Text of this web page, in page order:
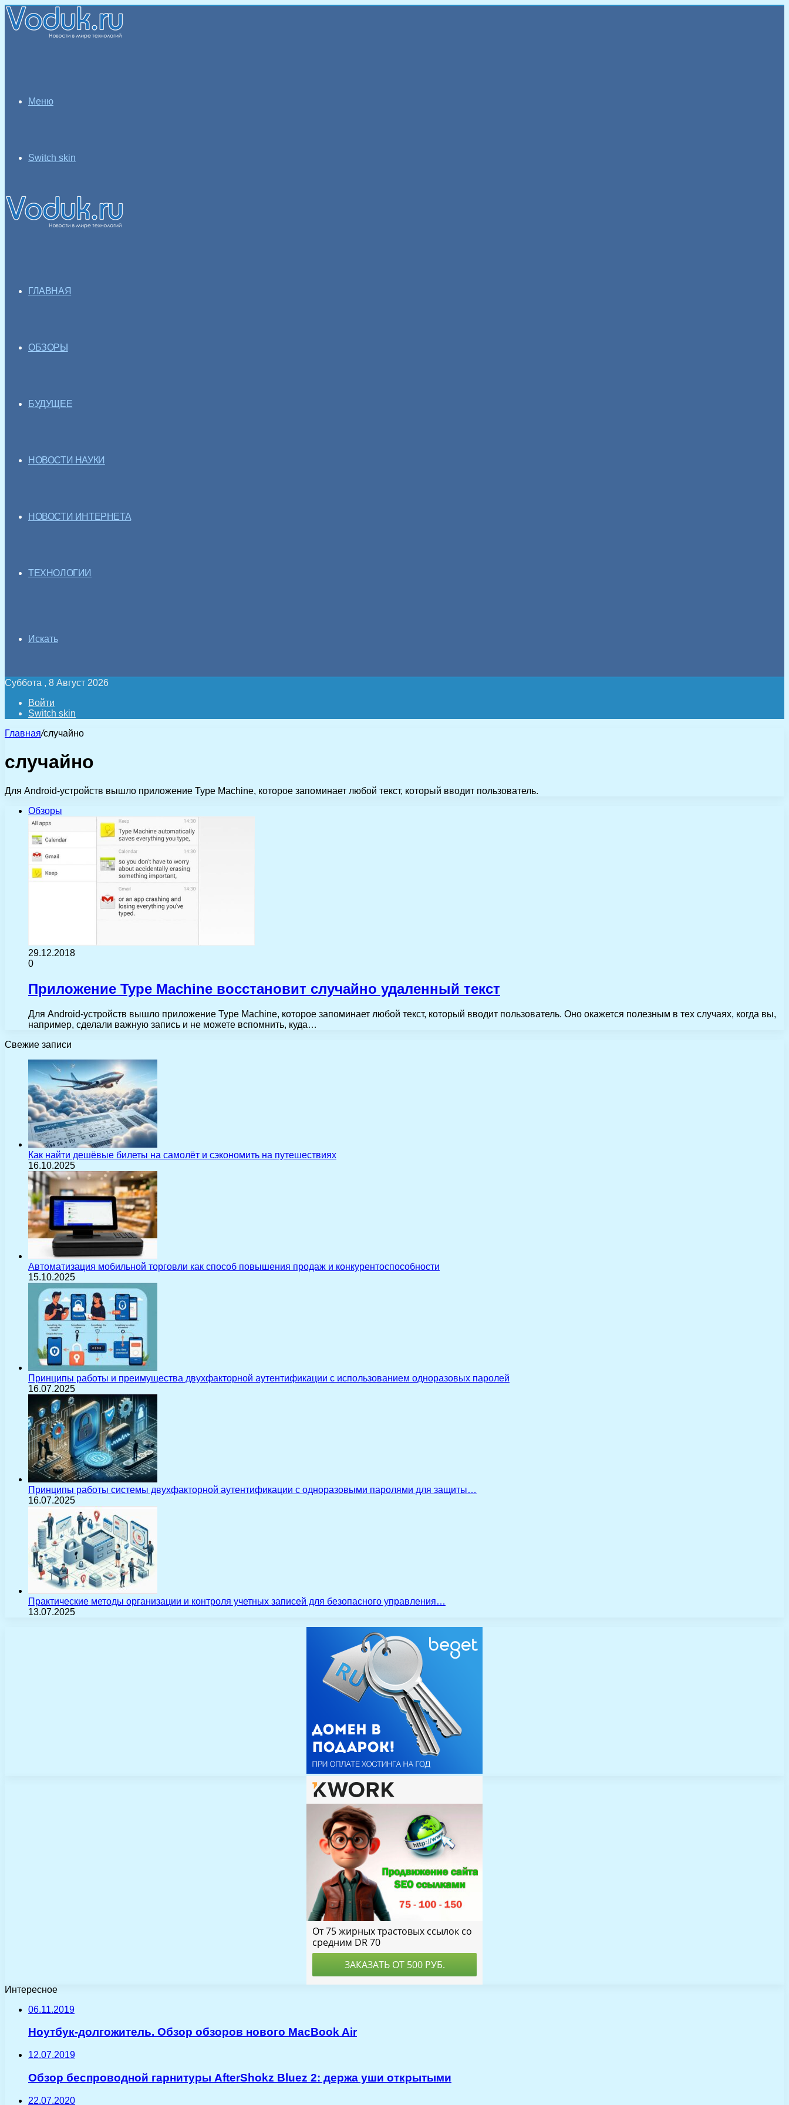
Меню
Switch skin
ГЛАВНАЯ
ОБЗОРЫ
БУДУЩЕЕ
НОВОСТИ НАУКИ
НОВОСТИ ИНТЕРНЕТА
ТЕХНОЛОГИИ
Искать
Суббота , 8 Август 2026
Войти
Switch skin
Главная/случайно
случайно
Для Android-устройств вышло приложение Type Machine, которое запоминает любой текст, который вводит пользователь.
Обзоры
29.12.2018
0
Приложение Type Machine восстановит случайно удаленный текст
Для Android-устройств вышло приложение Type Machine, которое запоминает любой текст, который вводит пользователь. Оно окажется полезным в тех случаях, когда вы,
например, сделали важную запись и не можете вспомнить, куда…
Свежие записи
Как найти дешёвые билеты на самолёт и сэкономить на путешествиях
16.10.2025
Автоматизация мобильной торговли как способ повышения продаж и конкурентоспособности
15.10.2025
Принципы работы и преимущества двухфакторной аутентификации с использованием одноразовых паролей
16.07.2025
Принципы работы системы двухфакторной аутентификации с одноразовыми паролями для защиты…
16.07.2025
Практические методы организации и контроля учетных записей для безопасного управления…
13.07.2025
Интересное
06.11.2019
Ноутбук-долгожитель. Обзор обзоров нового MacBook Air
12.07.2019
Обзор беспроводной гарнитуры AfterShokz Bluez 2: держа уши открытыми
22.07.2020